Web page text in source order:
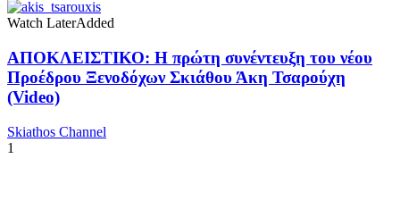
Watch LaterAdded
ΑΠΟΚΛΕΙΣΤΙΚΟ: Η πρώτη συνέντευξη του νέου
Προέδρου Ξενοδόχων Σκιάθου Άκη Τσαρούχη
(Video)
Skiathos Channel
1